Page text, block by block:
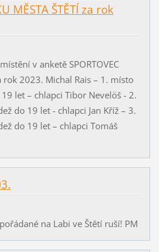
MĚSTA ŠTĚTÍ za rok
v anketě SPORTOVEC
rok 2023. Michal Rais – 1. místo
let – chlapci Tibor Nevelöš - 2.
do 19 let - chlapci Jan Kříž – 3.
do 19 let – chlapci Tomáš
na Labi ve Štětí ruší! PM